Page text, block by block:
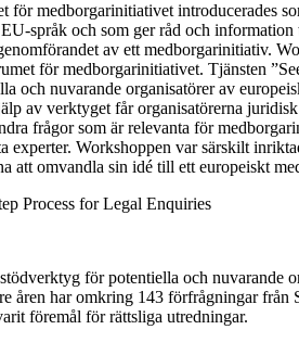
för medborgarinitiativet introducerades
språk och som ger råd och
av ett medborgarinitiativ.
för medborgarinitiativet. Tjänsten
och nuvarande organisatörer av
av verktyget får organisatörerna
frågor som är relevanta för
experter. Workshoppen var särskilt
att omvandla sin idé till ett europeiskt
för potentiella och nuvarande
åren har omkring 143 förfrågningar från
föremål för rättsliga utredningar.